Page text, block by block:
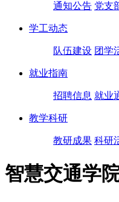
通知公告 党支
学工动态
队伍建设 团学
就业指南
招聘信息 就业
教学科研
教研成果 科研
智慧交通学